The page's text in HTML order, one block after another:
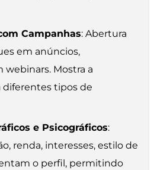
Campanhas: Abertura
em anúncios,
webinars. Mostra a
diferentes tipos de
e Psicográficos:
renda, interesses, estilo de
o perfil, permitindo